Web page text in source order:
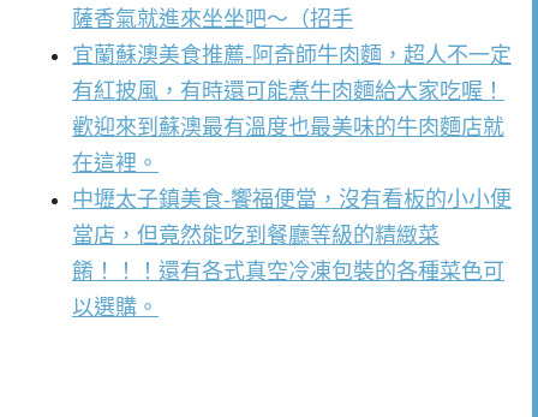
薩香氣就進來坐坐吧～（招手
宜蘭蘇澳美食推薦-阿奇師牛肉麵，超人不一定
有紅披風，有時還可能煮牛肉麵給大家吃喔！
歡迎來到蘇澳最有溫度也最美味的牛肉麵店就
在這裡。
中壢太子鎮美食-饗福便當，沒有看板的小小便
當店，但竟然能吃到餐廳等級的精緻菜
餚！！！還有各式真空冷凍包裝的各種菜色可
以選購。